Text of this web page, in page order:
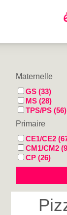
Maternelle
GS (33)
MS (28)
TPS/PS (56)
Primaire
CE1/CE2
CM1/CM2
CP (26)